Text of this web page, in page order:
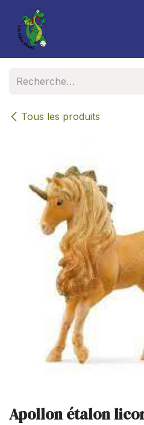
Se rendre au contenu
Tous les produits
Apollon étalon